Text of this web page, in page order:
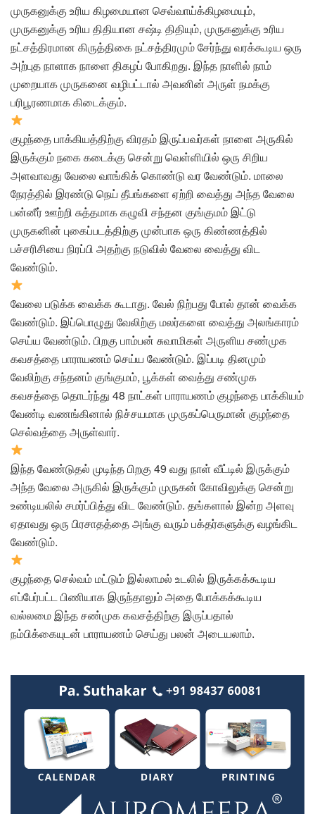
முருகனுக்கு உரிய கிழமையான செவ்வாய்க்கிழமையும்,
முருகனுக்கு உரிய திதியான சஷ்டி திதியும், முருகனுக்கு உரிய
நட்சத்திரமான கிருத்திகை நட்சத்திரமும் சேர்ந்து வரக்கூடிய ஒரு
அற்புத நாளாக நாளை திகழப் போகிறது. இந்த நாளில் நாம்
முறையாக முருகனை வழிபட்டால் அவனின் அருள் நமக்கு
பரிபூரணமாக கிடைக்கும்.
குழந்தை பாக்கியத்திற்கு விரதம் இருப்பவர்கள் நாளை அருகில்
இருக்கும் நகை கடைக்கு சென்று வெள்ளியில் ஒரு சிறிய
அளவாவது வேலை வாங்கிக் கொண்டு வர வேண்டும். மாலை
நேரத்தில் இரண்டு நெய் தீபங்களை ஏற்றி வைத்து அந்த வேலை
பன்னீர் ஊற்றி சுத்தமாக கழுவி சந்தன குங்குமம் இட்டு
முருகனின் புகைப்படத்திற்கு முன்பாக ஒரு கிண்ணத்தில்
பச்சரிசியை நிரப்பி அதற்கு நடுவில் வேலை வைத்து விட
வேண்டும்.
வேலை படுக்க வைக்க கூடாது. வேல் நிற்பது போல் தான் வைக்க
வேண்டும். இப்பொழுது வேலிற்கு மலர்களை வைத்து அலங்காரம்
செய்ய வேண்டும். பிறகு பாம்பன் சுவாமிகள் அருளிய சண்முக
கவசத்தை பாராயணம் செய்ய வேண்டும். இப்படி தினமும்
வேலிற்கு சந்தனம் குங்குமம், பூக்கள் வைத்து சண்முக
கவசத்தை தொடர்ந்து 48 நாட்கள் பாராயணம் குழந்தை பாக்கியம்
வேண்டி வணங்கினால் நிச்சயமாக முருகப்பெருமான் குழந்தை
செல்வத்தை அருள்வார்.
இந்த வேண்டுதல் முடிந்த பிறகு 49 வது நாள் வீட்டில் இருக்கும்
அந்த வேலை அருகில் இருக்கும் முருகன் கோவிலுக்கு சென்று
உண்டியலில் சமர்ப்பித்து விட வேண்டும். தங்களால் இன்ற அளவு
ஏதாவது ஒரு பிரசாதத்தை அங்கு வரும் பக்தர்களுக்கு வழங்கிட
வேண்டும்.
குழந்தை செல்வம் மட்டும் இல்லாமல் உடலில் இருக்கக்கூடிய
எப்பேர்பட்ட பிணியாக இருந்தாலும் அதை போக்கக்கூடிய
வல்லமை இந்த சண்முக கவசத்திற்கு இருப்பதால்
நம்பிக்கையுடன் பாராயணம் செய்து பலன் அடையலாம்.